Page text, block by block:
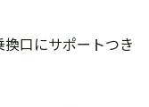
口にサポートつき